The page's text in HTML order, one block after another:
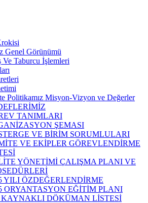
Genel Görünümü
Ve Taburcu İşlemleri
Politikamız Misyon-Vizyon ve Değerler
TANIMLARI
ŞEMASI
VE BİRİM SORUMLULARI
VE EKİPLER GÖREVLENDİRME
YÖNETİMİ ÇALIŞMA PLANI VE
YILI ÖZDEĞERLENDİRME
ORYANTASYON EĞİTİM PLANI
KAYNAKLI DÖKÜMAN LİSTESİ